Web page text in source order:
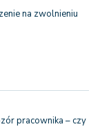
na zwolnieniu
pracownika – czy